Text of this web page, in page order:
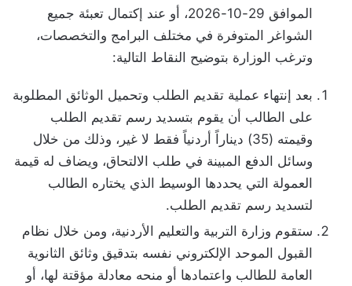
الموافق 29-10-2026، أو عند إكتمال تعبئة جميع
الشواغر المتوفرة في مختلف البرامج والتخصصات،
وترغب الوزارة بتوضيح النقاط التالية:
بعد إنتهاء عملية تقديم الطلب وتحميل الوثائق المطلوبة
على الطالب أن يقوم بتسديد رسم تقديم الطلب
وقيمته (35) ديناراً أردنياً فقط لا غير، وذلك من خلال
وسائل الدفع المبينة في طلب الالتحاق، ويضاف له قيمة
العمولة التي يحددها الوسيط الذي يختاره الطالب
لتسديد رسم تقديم الطلب.
ستقوم وزارة التربية والتعليم الأردنية، ومن خلال نظام
القبول الموحد الإلكتروني نفسه بتدقيق وثائق الثانوية
العامة للطالب واعتمادها أو منحه معادلة مؤقتة لها، أو